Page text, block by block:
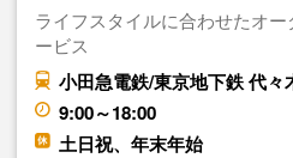
ライフスタイルに合わせたオ
ービス
小田急電鉄/東京地下鉄 代々
9:00～18:00
土日祝、年末年始